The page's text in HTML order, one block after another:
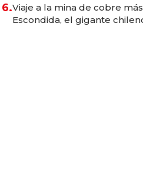
6.Viaje a la mina de cobre
Escondida, el gigante